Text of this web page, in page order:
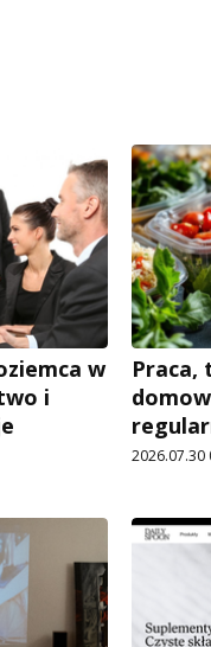
w
i
Praca,
2026.07.30